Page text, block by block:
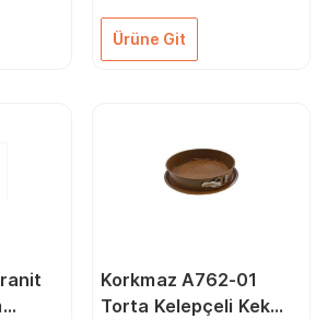
Ürüne Git
Korkmaz A762-01
Torta Kelepçeli Kek